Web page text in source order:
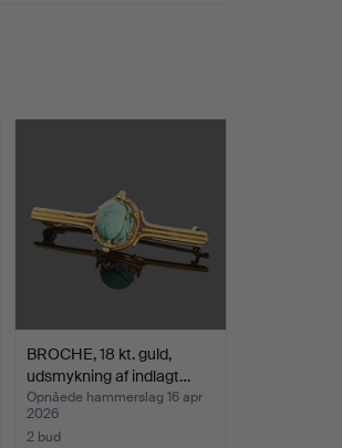
BROCHE, 18 kt. guld,
udsmykning af indlagt…
Opnåede hammerslag 16 apr
2026
2 bud